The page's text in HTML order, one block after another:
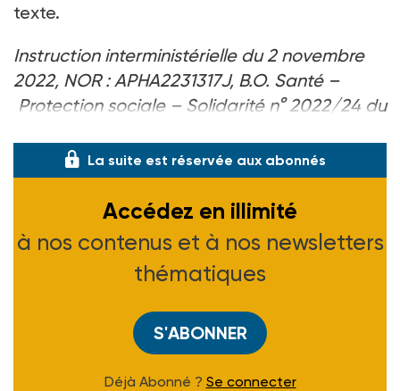
texte.
Instruction interministérielle du 2 novembre
2022, NOR : APHA2231317J, B.O. Santé –
Protection sociale – Solidarité n° 2022/24 du
La suite est réservée aux abonnés
Accédez en illimité
à nos contenus et à nos newsletters
thématiques
S'ABONNER
Déjà Abonné ? Se connecter